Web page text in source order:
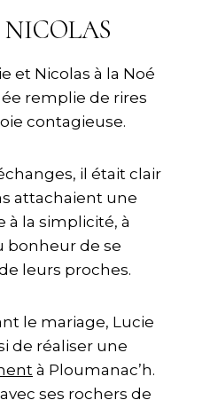
et Nicolas à la Noé
remplie de rires
contagieuse.
il était clair
attachaient une
la simplicité, à
bonheur de se
leurs proches.
le mariage, Lucie
de réaliser une
à Ploumanac’h.
ses rochers de